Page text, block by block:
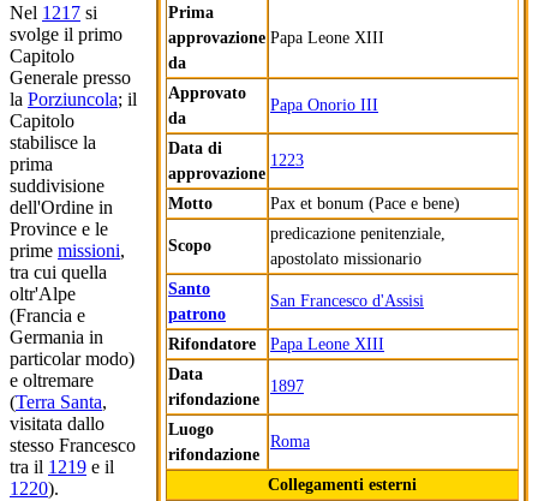
Prima
approvazione
da
Papa Leone XIII
Approvato
da
Papa Onorio III
Data di
approvazione
1223
Motto Pax et bonum (Pace e bene)
Scopo
predicazione penitenziale,
apostolato missionario
Santo
patrono
San Francesco d'Assisi
Rifondatore
Papa Leone XIII
Data
rifondazione
1897
Luogo
rifondazione
Roma
Collegamenti esterni
Nel 1217 si
svolge il primo
Capitolo
Generale presso
la Porziuncola; il
Capitolo
stabilisce la
prima
suddivisione
dell'Ordine in
Province e le
prime missioni,
tra cui quella
oltr'Alpe
(Francia e
Germania in
particolar modo)
e oltremare
(Terra Santa,
visitata dallo
stesso Francesco
tra il 1219 e il
1220).